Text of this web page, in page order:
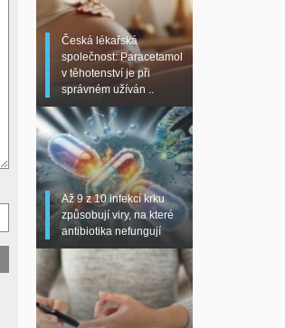
Česká lékařská
společnost: Paracetamol
v těhotenství je při
správném užíván ..
Až 9 z 10 infekcí krku
způsobují viry, na které
antibiotika nefungují